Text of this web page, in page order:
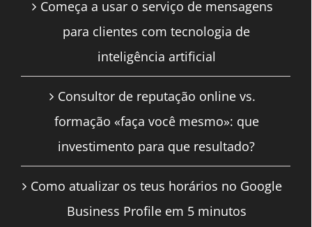
Começa a usar o serviço de mensagens
para clientes com tecnologia de
inteligência artificial
Consultor de reputação online vs.
formação «faça você mesmo»: que
investimento para que resultado?
Como atualizar os teus horários no Google
Business Profile em 5 minutos